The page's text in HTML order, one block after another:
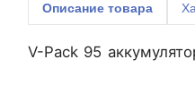
Описание товара
V-Pack 95